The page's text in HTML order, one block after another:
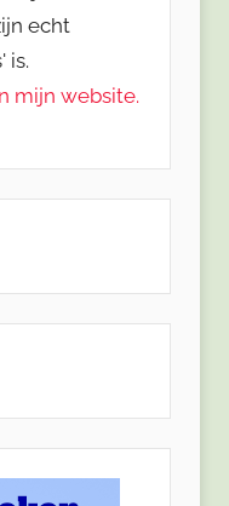
echt
is.
mijn website.